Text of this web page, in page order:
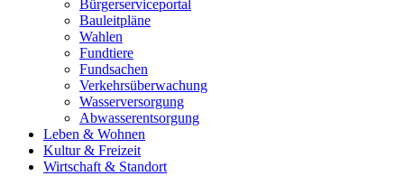
Bürgerserviceportal
Bauleitpläne
Wahlen
Fundtiere
Fundsachen
Verkehrsüberwachung
Wasserversorgung
Abwasserentsorgung
Leben & Wohnen
Kultur & Freizeit
Wirtschaft & Standort